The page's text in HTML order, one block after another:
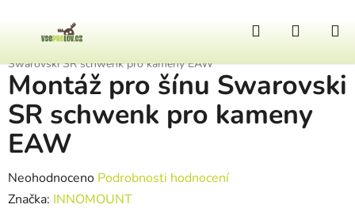
Hledat
Domů
Swarovski SR schwenk pro kameny EAW
Montáž pro šínu Swarovski
SR schwenk pro kameny
EAW
Průměrné hodnocení produktu je 0,0 z 5 hvězdiček.
Neohodnoceno Podrobnosti hodnocení
Značka: INNOMOUNT